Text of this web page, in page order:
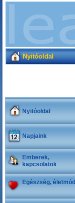
Nyitóoldal
Nyitóoldal
Napjaink
Emberek,
kapcsolatok
Egészség, életmód